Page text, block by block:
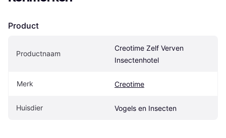
Product
Productnaam
Creotime Zelf Verven
Insectenhotel
Merk Creotime
Huisdier Vogels en Insecten